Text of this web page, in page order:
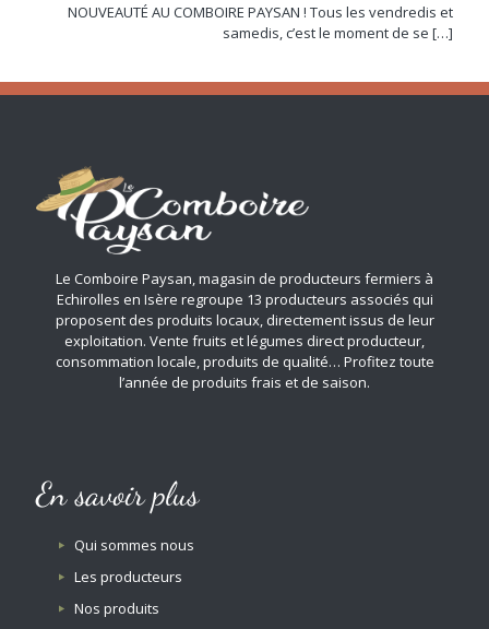
NOUVEAUTÉ AU COMBOIRE PAYSAN ! Tous les vendredis et
samedis, c’est le moment de se […]
Le Comboire Paysan, magasin de producteurs fermiers à
Echirolles en Isère regroupe 13 producteurs associés qui
proposent des produits locaux, directement issus de leur
exploitation. Vente fruits et légumes direct producteur,
consommation locale, produits de qualité… Profitez toute
l’année de produits frais et de saison.
En savoir plus
Qui sommes nous
Les producteurs
Nos produits